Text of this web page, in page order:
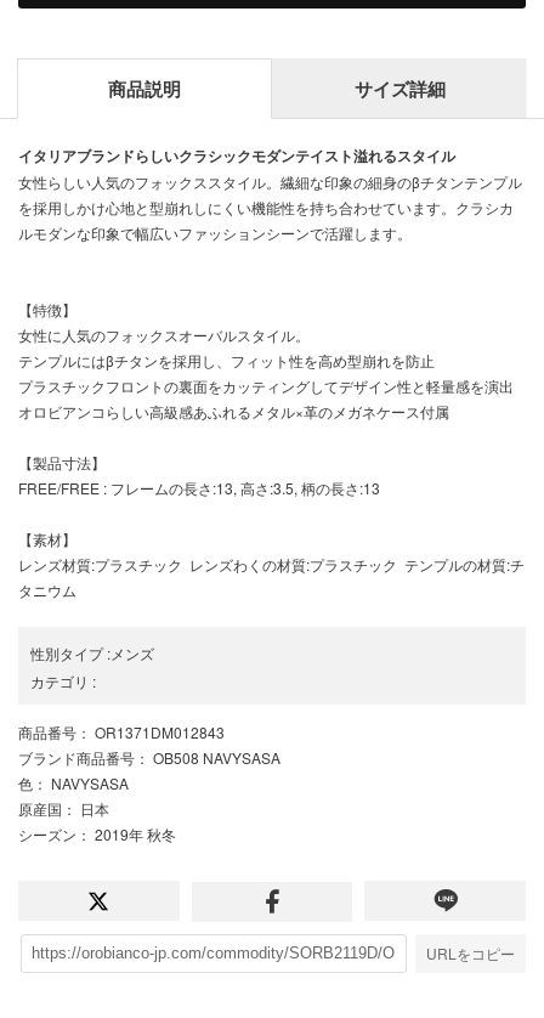
商品説明 サイズ詳細
イタリアブランドらしいクラシックモダンテイスト溢れるスタイル
女性らしい人気のフォックススタイル。繊細な印象の細身のβチタンテンプル
を採用しかけ心地と型崩れしにくい機能性を持ち合わせています。クラシカ
ルモダンな印象で幅広いファッションシーンで活躍します。
【特徴】
女性に人気のフォックスオーバルスタイル。
テンプルにはβチタンを採用し、フィット性を高め型崩れを防止
プラスチックフロントの裏面をカッティングしてデザイン性と軽量感を演出
オロビアンコらしい高級感あふれるメタル×革のメガネケース付属
【製品寸法】
FREE/FREE : フレームの長さ:13, 高さ:3.5, 柄の長さ:13
【素材】
レンズ材質:プラスチック レンズわくの材質:プラスチック テンプルの材質:チ
タニウム
性別タイプ:メンズ
カテゴリ :
商品番号 ： OR1371DM012843
ブランド商品番号 ： OB508 NAVYSASA
色 ： NAVYSASA
原産国 ： 日本
シーズン ： 2019年 秋冬
URLをコピー